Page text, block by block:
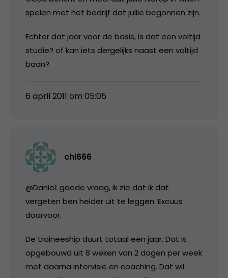
spelen met het bedrijf dat jullie begonnen zijn.
Echter dat jaar voor de basis, is dat een voltijd
studie? of kan iets dergelijks naast een voltijd
baan?
6 april 2011 om 05:05
chi666
@Daniel: goede vraag, ik zie dat ik dat
vergeten ben helder uit te leggen. Excuus
daarvoor.
De traineeship duurt totaal een jaar. Dat is
opgebouwd uit 8 weken van 2 dagen per week
met daarna intervisie en coaching. Dat wil